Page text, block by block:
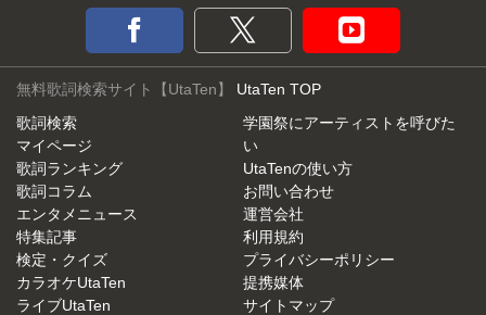
無料歌詞検索サイト【UtaTen】 UtaTen TOP
歌詞検索
マイページ
歌詞ランキング
歌詞コラム
エンタメニュース
特集記事
検定・クイズ
カラオケUtaTen
ライブUtaTen
学園祭にアーティストを呼びた
い
UtaTenの使い方
お問い合わせ
運営会社
利用規約
プライバシーポリシー
提携媒体
サイトマップ